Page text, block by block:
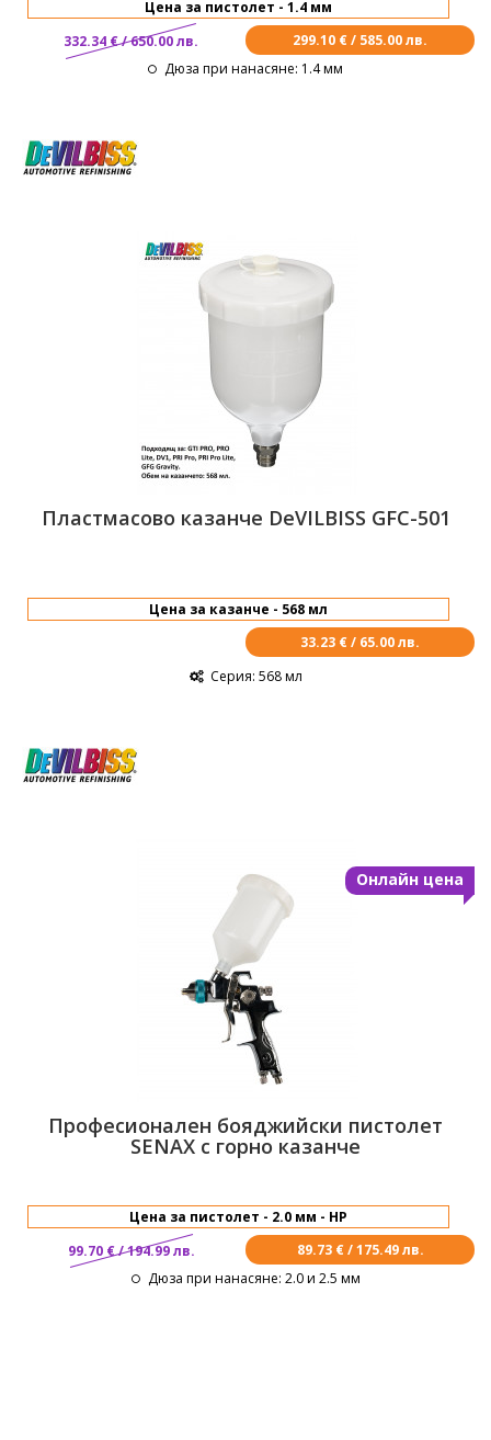
332.34 € / 650.00 лв.
299.10 € / 585.00 лв.
Дюза при нанасяне: 1.4 мм
Пластмасово казанче DeVILBISS GFC-501
33.23 € / 65.00 лв.
Серия: 568 мл
Професионален бояджийски пистолет
SENAX с горно казанче
99.70 € / 194.99 лв.
89.73 € / 175.49 лв.
Дюза при нанасяне: 2.0 и 2.5 мм